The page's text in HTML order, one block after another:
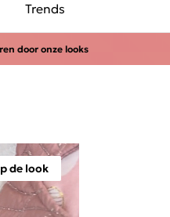
Trends
door onze looks
de look